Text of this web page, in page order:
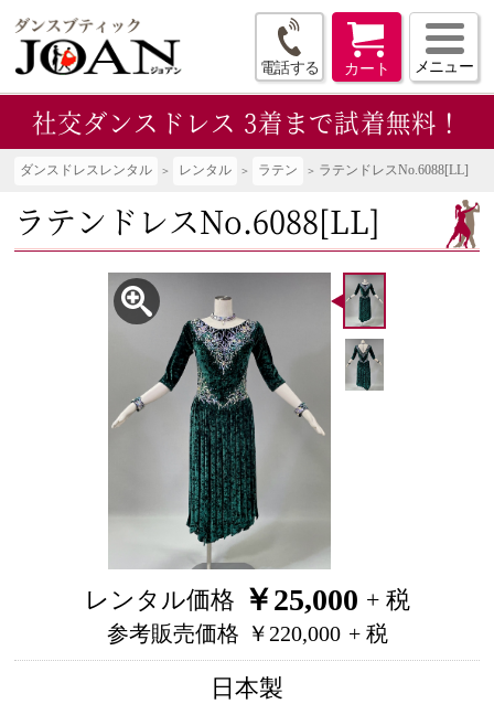
電話する カート メニュー
社交ダンスドレス 3着まで試着無料！
ダンスドレスレンタル レンタル ラテン ラテンドレスNo.6088[LL]
ラテンドレスNo.6088[LL]
レンタル価格 ￥25,000 + 税
参考販売価格 ￥220,000 + 税
日本製